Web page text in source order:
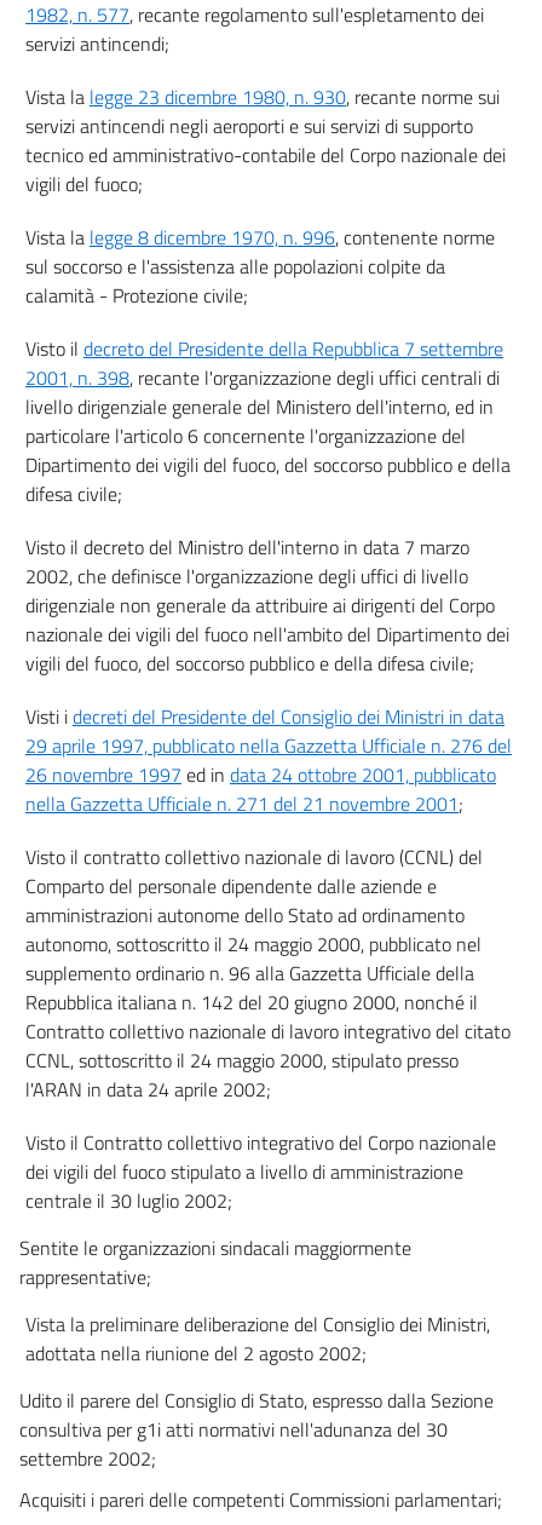
1982, n. 577, recante regolamento sull'espletamento dei
servizi antincendi;
Vista la legge 23 dicembre 1980, n. 930, recante norme sui
servizi antincendi negli aeroporti e sui servizi di supporto
tecnico ed amministrativo-contabile del Corpo nazionale dei
vigili del fuoco;
Vista la legge 8 dicembre 1970, n. 996, contenente norme
sul soccorso e l'assistenza alle popolazioni colpite da
calamità - Protezione civile;
Visto il decreto del Presidente della Repubblica 7 settembre
2001, n. 398, recante l'organizzazione degli uffici centrali di
livello dirigenziale generale del Ministero dell'interno, ed in
particolare l'articolo 6 concernente l'organizzazione del
Dipartimento dei vigili del fuoco, del soccorso pubblico e della
difesa civile;
Visto il decreto del Ministro dell'interno in data 7 marzo
2002, che definisce l'organizzazione degli uffici di livello
dirigenziale non generale da attribuire ai dirigenti del Corpo
nazionale dei vigili del fuoco nell'ambito del Dipartimento dei
vigili del fuoco, del soccorso pubblico e della difesa civile;
Visti idecreti del Presidente del Consiglio dei Ministri in data
29 aprile 1997, pubblicato nella Gazzetta Ufficiale n. 276 del
26 novembre 1997 ed in data 24 ottobre 2001, pubblicato
nella Gazzetta Ufficiale n. 271 del 21 novembre 2001;
Visto il contratto collettivo nazionale di lavoro (CCNL) del
Comparto del personale dipendente dalle aziende e
amministrazioni autonome dello Stato ad ordinamento
autonomo, sottoscritto il 24 maggio 2000, pubblicato nel
supplemento ordinario n. 96 alla Gazzetta Ufficiale della
Repubblica italiana n. 142 del 20 giugno 2000, nonché il
Contratto collettivo nazionale di lavoro integrativo del citato
CCNL, sottoscritto il 24 maggio 2000, stipulato presso
l'ARAN in data 24 aprile 2002;
Visto il Contratto collettivo integrativo del Corpo nazionale
dei vigili del fuoco stipulato a livello di amministrazione
centrale il 30 luglio 2002;
Sentite le organizzazioni sindacali maggiormente
rappresentative;
Vista la preliminare deliberazione del Consiglio dei Ministri,
adottata nella riunione del 2 agosto 2002;
Udito il parere del Consiglio di Stato, espresso dalla Sezione
consultiva per g1i atti normativi nell'adunanza del 30
settembre 2002;
Acquisiti i pareri delle competenti Commissioni parlamentari;